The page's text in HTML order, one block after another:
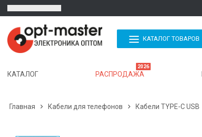
КАТАЛОГ ТОВАРОВ
КАТАЛОГ РАСПРОДАЖА
2026
Главная  Кабели для телефонов  Кабели TYPE-C USB